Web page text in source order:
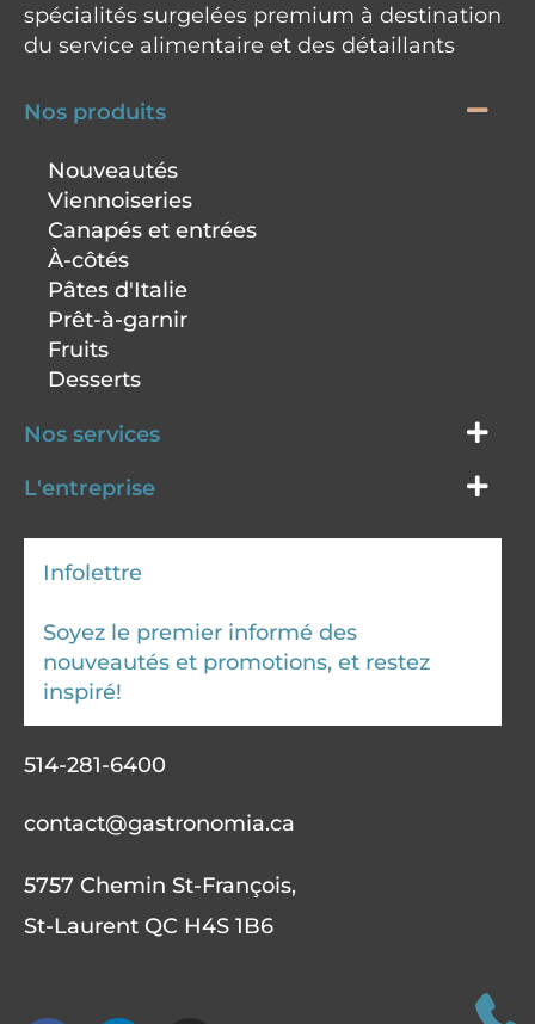
spécialités surgelées premium à destination
du service alimentaire et des détaillants
Nos produits
Nouveautés
Viennoiseries
Canapés et entrées
À-côtés
Pâtes d'Italie
Prêt-à-garnir
Fruits
Desserts
Nos services
L'entreprise
Infolettre
Soyez le premier informé des
nouveautés et promotions, et restez
inspiré!
514-281-6400
contact@gastronomia.ca
5757 Chemin St-François,
St-Laurent QC H4S 1B6